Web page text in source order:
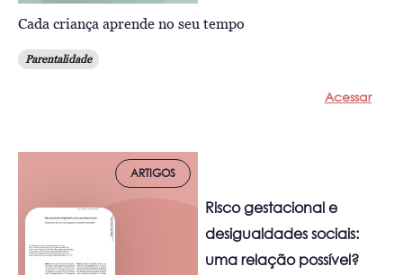
Cada criança aprende no seu tempo
Parentalidade
Acessar
ARTIGOS
Risco gestacional e
desigualdades sociais:
uma relação possível?